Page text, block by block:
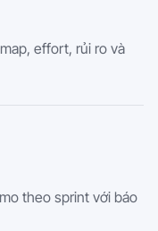
effort, rủi ro và
theo sprint với báo